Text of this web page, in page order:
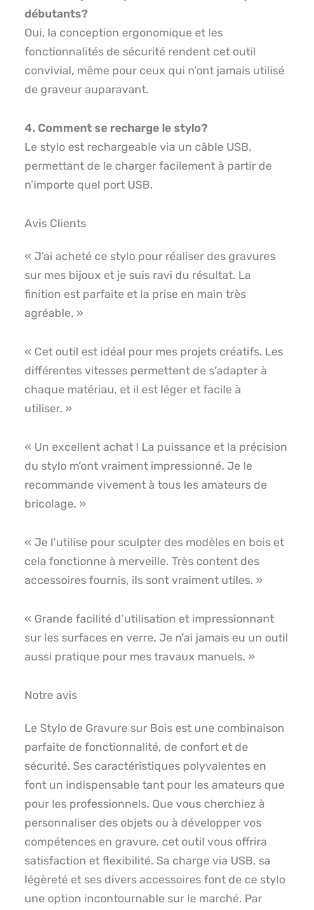
débutants?
Oui, la conception ergonomique et les
fonctionnalités de sécurité rendent cet outil
convivial, même pour ceux qui n’ont jamais utilisé
de graveur auparavant.
4. Comment se recharge le stylo?
Le stylo est rechargeable via un câble USB,
permettant de le charger facilement à partir de
n’importe quel port USB.
Avis Clients
« J’ai acheté ce stylo pour réaliser des gravures
sur mes bijoux et je suis ravi du résultat. La
finition est parfaite et la prise en main très
agréable. »
« Cet outil est idéal pour mes projets créatifs. Les
différentes vitesses permettent de s’adapter à
chaque matériau, et il est léger et facile à
utiliser. »
« Un excellent achat ! La puissance et la précision
du stylo m’ont vraiment impressionné. Je le
recommande vivement à tous les amateurs de
bricolage. »
« Je l’utilise pour sculpter des modèles en bois et
cela fonctionne à merveille. Très content des
accessoires fournis, ils sont vraiment utiles. »
« Grande facilité d’utilisation et impressionnant
sur les surfaces en verre. Je n’ai jamais eu un outil
aussi pratique pour mes travaux manuels. »
Notre avis
Le Stylo de Gravure sur Bois est une combinaison
parfaite de fonctionnalité, de confort et de
sécurité. Ses caractéristiques polyvalentes en
font un indispensable tant pour les amateurs que
pour les professionnels. Que vous cherchiez à
personnaliser des objets ou à développer vos
compétences en gravure, cet outil vous offrira
satisfaction et flexibilité. Sa charge via USB, sa
légèreté et ses divers accessoires font de ce stylo
une option incontournable sur le marché. Par